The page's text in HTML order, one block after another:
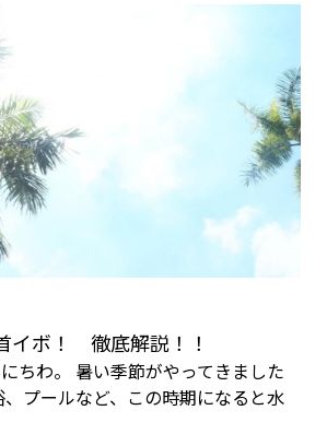
イボ！ 徹底解説！！
ちわ。 暑い季節がやってきました
プールなど、この時期になると水